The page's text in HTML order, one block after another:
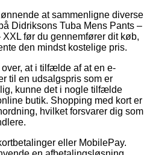
at sammenligne diverse
Didriksons Tuba Mens Pants –
før du gennemfører dit køb,
den mindst kostelige pris.
at i tilfælde af at en e-
til en udsalgspris som er
kunne det i nogle tilfælde
butik. Shopping med kort er
hvilket forsvarer dig som
eller MobilePay.